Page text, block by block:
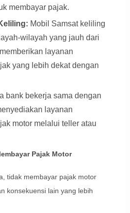
membayar pajak.
Mobil Samsat keliling
wilayah yang jauh dari
layanan
yang lebih dekat dengan
bank bekerja sama dengan
layanan
motor melalui teller atau
Pajak Motor
tidak membayar pajak motor
konsekuensi lain yang lebih